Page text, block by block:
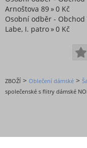
Doplňky módy
Obuv - Boty
Extravagantní móda
Arnoštova 89
0 Kč
Osobní odběr -
Labe, I. patro
0 Kč
ZBOŽÍ > Oblečení dámské >
společenské s flitry dámské